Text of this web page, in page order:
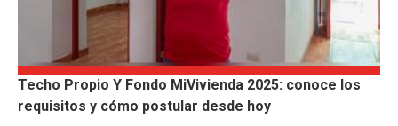
Techo Propio Y Fondo MiVivienda 2025: conoce los
requisitos y cómo postular desde hoy